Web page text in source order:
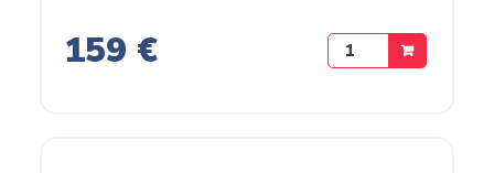
159 €